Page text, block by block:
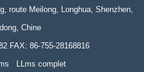
route Meilong, Longhua, Shenzhen,
Chine
FAX: 86-755-28168816
LLms complet